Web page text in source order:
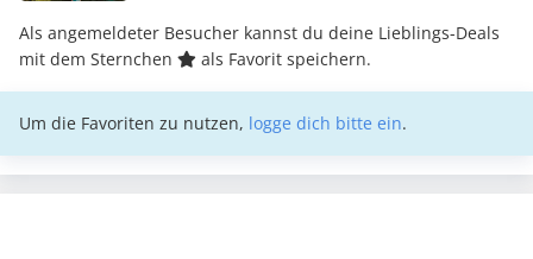
Als angemeldeter Besucher kannst du deine Lieblings-Deals
mit dem Sternchen
als Favorit speichern.
Um die Favoriten zu nutzen, logge dich bitte ein.